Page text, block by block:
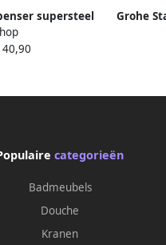
supersteel
Grohe
houder
categorieën
Badmeubels
Douche
Kranen